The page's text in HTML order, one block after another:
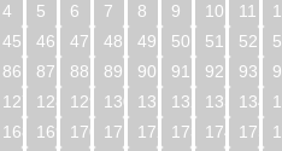
4 5 6 7 8 9 10 11
45 46 47 48 49 50 51 52
86 87 88 89 90 91 92 93
127 128 129 130 131 132 133 134
168 169 170 171 172 173 174 175